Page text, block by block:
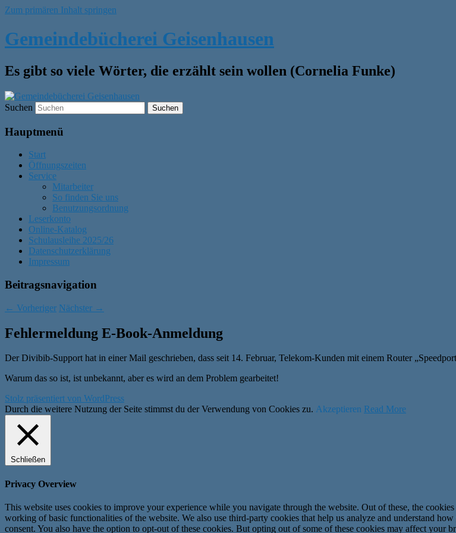
Zum primären Inhalt springen
Gemeindebücherei Geisenhausen
Es gibt so viele Wörter, die erzählt sein wollen (Cornelia Funke)
Suchen
Hauptmenü
Start
Öffnungszeiten
Service
Mitarbeiter
So finden Sie uns
Benutzungsordnung
Leserkonto
Online-Katalog
Schulausleihe 2025/26
Datenschutzerklärung
Impressum
Beitragsnavigation
← Vorheriger Nächster →
Fehlermeldung E-Book-Anmeldung
Der Divibib-Support hat in einer Mail geschrieben, dass seit 14. Februar, Telekom-Kunden mit einem Router
Warum das so ist, ist unbekannt, aber es wird an dem Problem gearbeitet!
Stolz präsentiert von WordPress
Durch die weitere Nutzung der Seite stimmst du der Verwendung von Cookies zu. Akzeptieren Read More
Schließen
Privacy Overview
This website uses cookies to improve your experience while you navigate through the website. Out of these, the
working of basic functionalities of the website. We also use third-party cookies that help us analyze and understand
consent. You also have the option to opt-out of these cookies. But opting out of some of these cookies may affect your